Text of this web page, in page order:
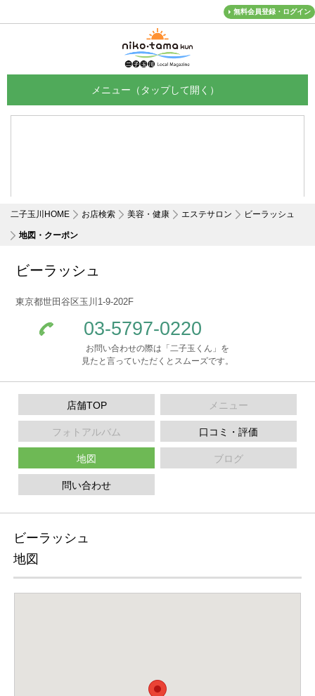
無料会員登録・ログイン
二子玉川HOME お店検索 美容・健康 エステサロン ビーラッシュ
地図・クーポン
ビーラッシュ
東京都世田谷区玉川1-9-202F
03-5797-0220
お問い合わせの際は「二子玉くん」を
見たと言っていただくとスムーズです。
店舗TOP メニュー
フォトアルバム 口コミ・評価
地図 ブログ
問い合わせ
ビーラッシュ
地図
メニュー